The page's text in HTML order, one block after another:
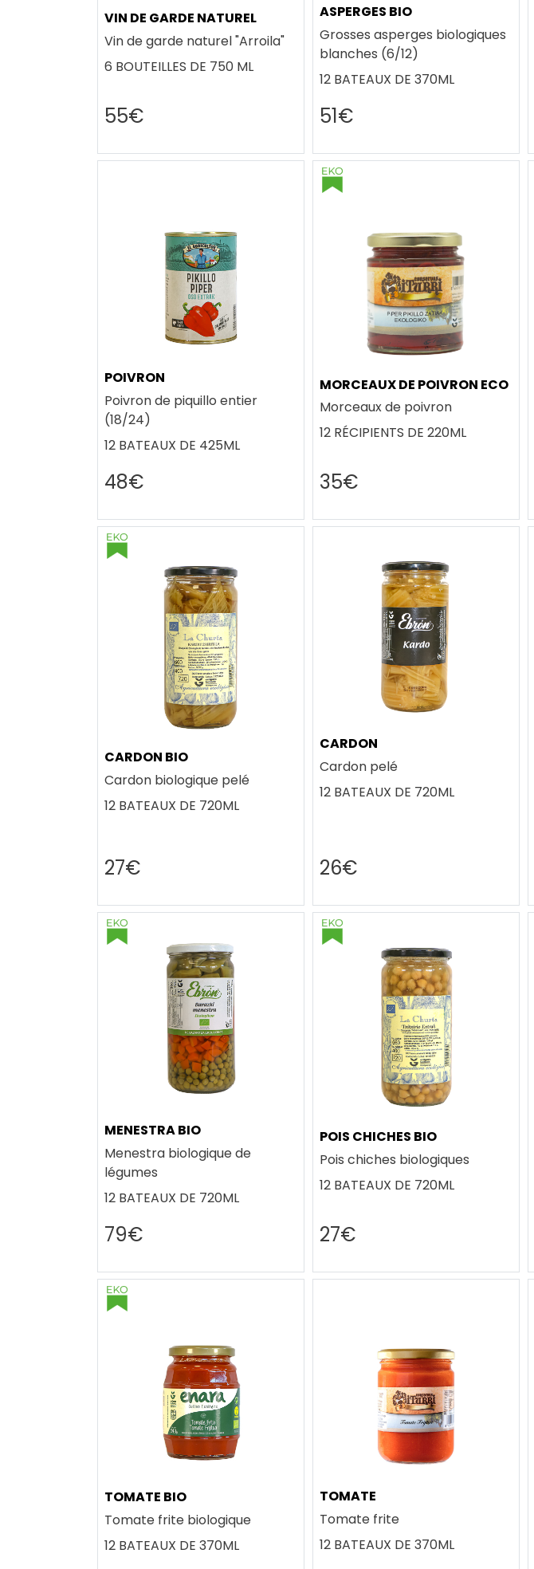
VIN DE GARDE NATUREL
Vin de garde naturel "Arroila"
6 BOUTEILLES DE 750 ML
55€
ASPERGES BIO
Grosses asperges biologiques
blanches (6/12)
12 BATEAUX DE 370ML
51€
POIVRON
Poivron de piquillo entier
(18/24)
12 BATEAUX DE 425ML
48€
MORCEAUX DE POIVRON ECO
Morceaux de poivron
12 RÉCIPIENTS DE 220ML
35€
CARDON BIO
Cardon biologique pelé
12 BATEAUX DE 720ML
27€
CARDON
Cardon pelé
12 BATEAUX DE 720ML
26€
MENESTRA BIO
Menestra biologique de
légumes
12 BATEAUX DE 720ML
79€
POIS CHICHES BIO
Pois chiches biologiques
12 BATEAUX DE 720ML
27€
TOMATE BIO
Tomate frite biologique
12 BATEAUX DE 370ML
TOMATE
Tomate frite
12 BATEAUX DE 370ML